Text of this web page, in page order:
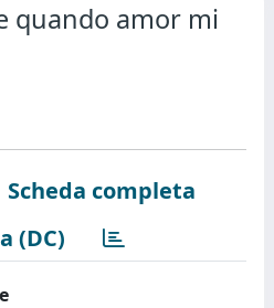
quando amor mi
Scheda completa
(DC)